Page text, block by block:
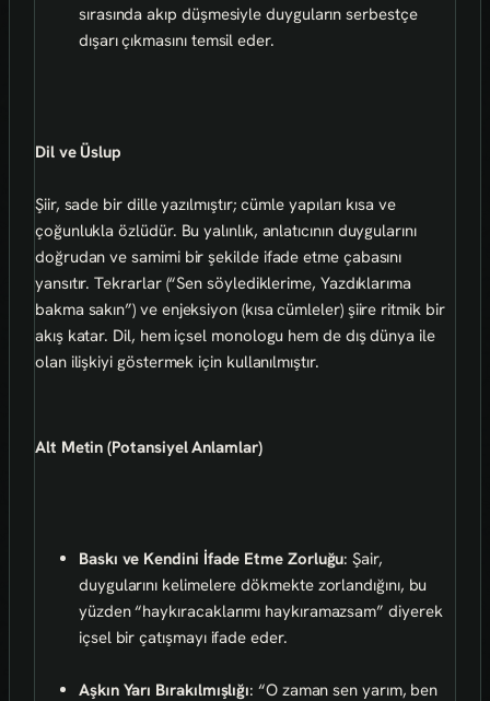
sırasında akıp düşmesiyle duyguların serbestçe
dışarı çıkmasını temsil eder.
Dil ve Üslup
Şiir, sade bir dille yazılmıştır; cümle yapıları kısa ve
çoğunlukla özlüdür. Bu yalınlık, anlatıcının duygularını
doğrudan ve samimi bir şekilde ifade etme çabasını
yansıtır. Tekrarlar (“Sen söylediklerime, Yazdıklarıma
bakma sakın”) ve enjeksiyon (kısa cümleler) şiire ritmik bir
akış katar. Dil, hem içsel monologu hem de dış dünya ile
olan ilişkiyi göstermek için kullanılmıştır.
Alt Metin (Potansiyel Anlamlar)
Baskı ve Kendini İfade Etme Zorluğu: Şair,
duygularını kelimelere dökmekte zorlandığını, bu
yüzden “haykıracaklarımı haykıramazsam” diyerek
içsel bir çatışmayı ifade eder.
Aşkın Yarı Bırakılmışlığı: “O zaman sen yarım, ben